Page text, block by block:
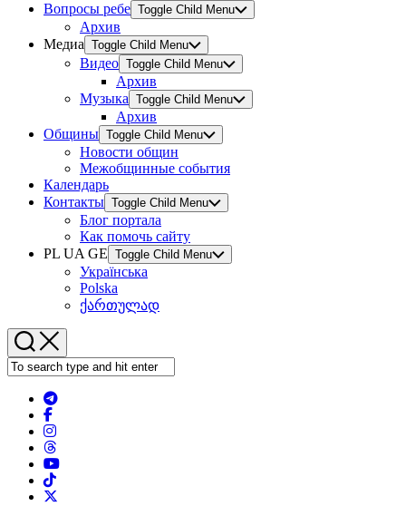
Вопросы ребе Toggle Child Menu
Архив
Медиа Toggle Child Menu
Видео Toggle Child Menu
Архив
Музыка Toggle Child Menu
Архив
Общины Toggle Child Menu
Новости общин
Межобщинные события
Календарь
Контакты Toggle Child Menu
Блог портала
Как помочь сайту
PL UA GE Toggle Child Menu
Українська
Polska
ქართულად